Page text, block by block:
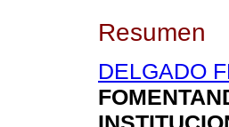
Resumen
DELGADO